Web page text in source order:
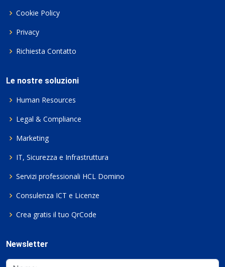
Cookie Policy
Privacy
Richiesta Contatto
Le nostre soluzioni
Human Resources
Legal & Compliance
Marketing
IT, Sicurezza e Infrastruttura
Servizi professionali HCL Domino
Consulenza ICT e Licenze
Crea gratis il tuo QrCode
Newsletter